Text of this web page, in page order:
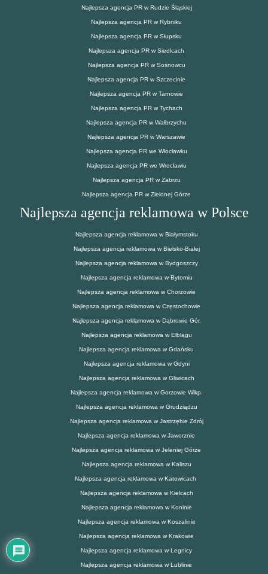
Najlepsza agencja PR w Rudzie Śląskiej
Najlepsza agencja PR w Rybniku
Najlepsza agencja PR w Słupsku
Najlepsza agencja PR w Siedlcach
Najlepsza agencja PR w Sosnowcu
Najlepsza agencja PR w Szczecinie
Najlepsza agencja PR w Tarnowie
Najlepsza agencja PR w Tychach
Najlepsza agencja PR w Wałbrzychu
Najlepsza agencja PR w Warszawie
Najlepsza agencja PR we Włocławku
Najlepsza agencja PR we Wrocławiu
Najlepsza agencja PR w Zabrzu
Najlepsza agencja PR w Zielonej Górze
Najlepsza agencja reklamowa w Polsce
Najlepsza agencja reklamowa w Białymstoku
Najlepsza agencja reklamowa w Bielsko-Białej
Najlepsza agencja reklamowa w Bydgoszczy
Najlepsza agencja reklamowa w Bytomiu
Najlepsza agencja reklamowa w Chorzowie
Najlepsza agencja reklamowa w Częstochowie
Najlepsza agencja reklamowa w Dąbrowie Gór.
Najlepsza agencja reklamowa w Elblągu
Najlepsza agencja reklamowa w Gdańsku
Najlepsza agencja reklamowa w Gdyni
Najlepsza agencja reklamowa w Gliwicach
Najlepsza agencja reklamowa w Gorzowie Wlkp.
Najlepsza agencja reklamowa w Grudziądzu
Najlepsza agencja reklamowa w Jastrzębie Zdrój
Najlepsza agencja reklamowa w Jaworznie
Najlepsza agencja reklamowa w Jeleniej Górze
Najlepsza agencja reklamowa w Kaliszu
Najlepsza agencja reklamowa w Katowicach
Najlepsza agencja reklamowa w Kielcach
Najlepsza agencja reklamowa w Koninie
Najlepsza agencja reklamowa w Koszalinie
Najlepsza agencja reklamowa w Krakowie
Najlepsza agencja reklamowa w Legnicy
Najlepsza agencja reklamowa w Lublinie